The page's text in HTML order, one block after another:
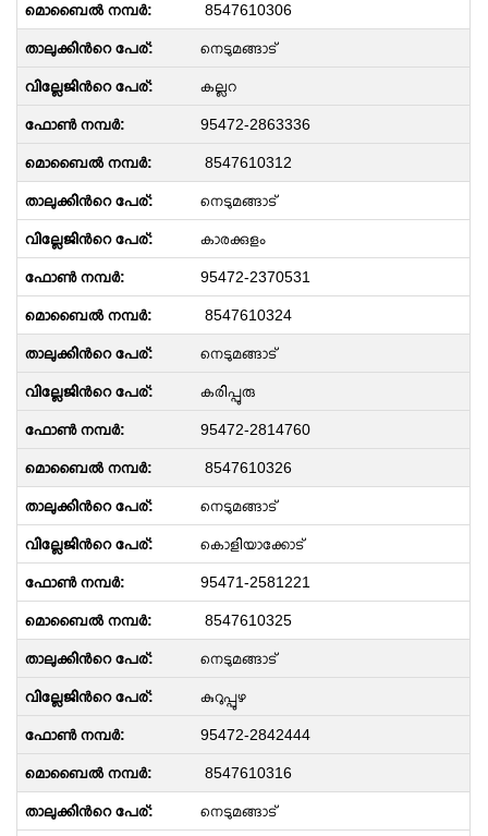
8547610306
നെടുമങ്ങാട്
കല്ലറ
95472-2863336
8547610312
നെടുമങ്ങാട്
കാരക്കുളം
95472-2370531
8547610324
നെടുമങ്ങാട്
കരിപ്പുരു
95472-2814760
8547610326
നെടുമങ്ങാട്
കൊളിയാക്കോട്
95471-2581221
8547610325
നെടുമങ്ങാട്
കുറുപ്പുഴ
95472-2842444
8547610316
നെടുമങ്ങാട്